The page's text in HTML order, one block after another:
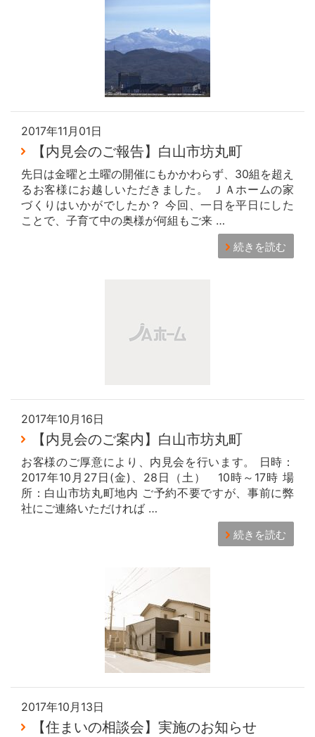
2017年11月01日
【内見会のご報告】白山市坊丸町
先日は金曜と土曜の開催にもかかわらず、30組を超え
るお客様にお越しいただきました。 ＪＡホームの家
づくりはいかがでしたか？ 今回、一日を平日にした
ことで、子育て中の奥様が何組もご来 …
続きを読む
2017年10月16日
【内見会のご案内】白山市坊丸町
お客様のご厚意により、内見会を行います。 日時：
2017年10月27日(金)、28日（土） 10時～17時 場
所：白山市坊丸町地内 ご予約不要ですが、事前に弊
社にご連絡いただければ …
続きを読む
2017年10月13日
【住まいの相談会】実施のお知らせ